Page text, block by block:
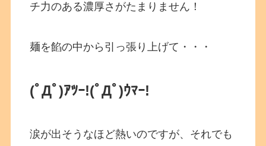
チ力のある濃厚さがたまりません！
麺を餡の中から引っ張り上げて・・・
(ﾟДﾟ)ｱﾂｰ!(ﾟДﾟ)ｳﾏｰ!
涙が出そうなほど熱いのですが、それでも